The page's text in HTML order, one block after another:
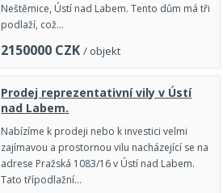
Neštěmice, Ústí nad Labem. Tento dům má tři
podlaží, což…
2150000 CZK / objekt
Prodej reprezentativní vily v Ústí
nad Labem.
Nabízíme k prodeji nebo k investici velmi
zajímavou a prostornou vilu nacházející se na
adrese Pražská 1083/16 v Ústí nad Labem.
Tato třípodlažní…